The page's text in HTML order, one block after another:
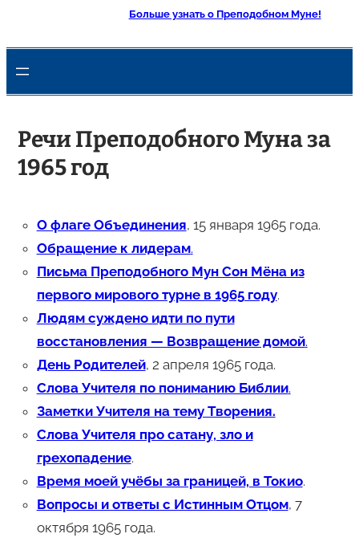
Больше узнать о Преподобном Муне!
Речи Преподобного Муна за
1965 год
О флаге Объединения, 15 января 1965 года.
Обращение к лидерам.
Письма Преподобного Мун Сон Мёна из
первого мирового турне в 1965 году.
Людям суждено идти по пути
восстановления — Возвращение домой.
День Родителей, 2 апреля 1965 года.
Слова Учителя по пониманию Библии.
Заметки Учителя на тему Творения.
Слова Учителя про сатану, зло и
грехопадение.
Время моей учёбы за границей, в Токио.
Вопросы и ответы с Истинным Отцом, 7
октября 1965 года.